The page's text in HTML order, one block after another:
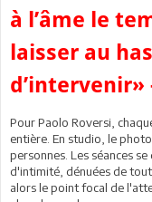
à l’âme le
laisser au
d’intervenir»
Pour Paolo Roversi,
entière. En studio, le
personnes. Les séances
d'intimité, dénuées de
alors le point focal de